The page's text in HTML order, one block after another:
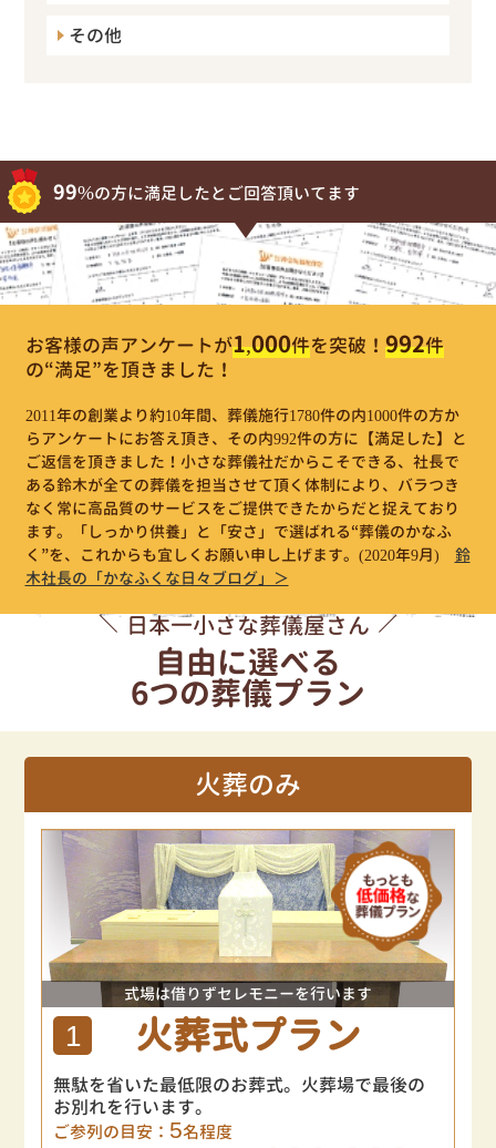
その他
99%の方に満足したとご回答頂いてます
お客様の声アンケートが1,000件を突破！ 992件
の“満足”を頂きました！
2011年の創業より約10年間、葬儀施行1780件の内1000件の方か
らアンケートにお答え頂き、その内992件の方に【満足した】と
ご返信を頂きました！小さな葬儀社だからこそできる、社長で
ある鈴木が全ての葬儀を担当させて頂く体制により、バラつき
なく常に高品質のサービスをご提供できたからだと捉えており
ます。「しっかり供養」と「安さ」で選ばれる“葬儀のかなふ
く”を、これからも宜しくお願い申し上げます。 (2020年9月)
鈴
木社長の「かなふくな日々ブログ」＞
日本一小さな葬儀屋さん
自由に選べる
6つの葬儀プラン
火葬のみ
式場は借りずセレモニーを行います
1 火葬式プラン
無駄を省いた最低限のお葬式。火葬場で最後の
お別れを行います。
ご参列の目安： 5名程度